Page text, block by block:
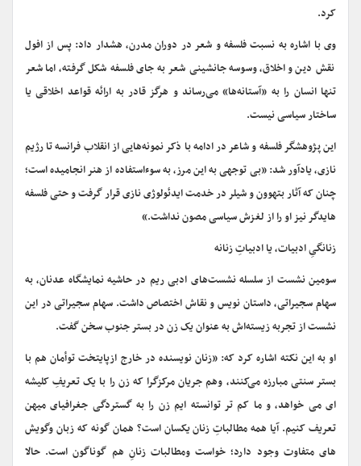
کرد.
وی با اشاره به نسبت فلسفه و شعر در دوران مدرن، هشدار داد: پس از افول
نقش دین و اخلاق، وسوسه جانشینی شعر به جای فلسفه شکل گرفته، اما شعر
تنها انسان را به «آستانه‌ها» می‌رساند و هرگز قادر به ارائه قواعد اخلاقی یا
ساختار سیاسی نیست.
این پژوهشگر فلسفه و شاعر در ادامه با ذکر نمونه‌هایی از انقلاب فرانسه تا رژیم
نازی، یادآور شد: «بی توجهی به این مرز، به سوءاستفاده از هنر انجامیده است؛
چنان که آثار بتهوون و شیلر در خدمت ایدئولوژی نازی قرار گرفت و حتی فلسفه
هایدگر نیز او را از لغزش سیاسی مصون نداشت.»
زنانگیِ ادبیات، یا ادبیاتِ زنانه
سومین نشست از سلسله نشست‌های ادبی ریم در حاشیه نمایشگاه عدنان، به
سهام سجیراتی، داستان نویس و نقاش اختصاص داشت. سهام سجیراتی در این
نشست از تجربه زیسته‌اش به عنوان یک زن در بستر جنوب سخن گفت.
او به این نکته اشاره کرد که: «زنان نویسنده در خارج ازپایتخت توأمان هم با
بستر سنتی مبارزه می‌کنند، وهم جریان مرکزگرا که زن را با یک تعریفِ کلیشه
ای می خواهد، و ما کم تر توانسته ایم زن را به گستردگی جغرافیای میهن
تعریف کنیم. آیا همه مطالباتِ زنان یکسان است؟ همان گونه که زبان وگویش
های متفاوت وجود دارد؛ خواست ومطالبات زنانِ هم گوناگون است. حالا